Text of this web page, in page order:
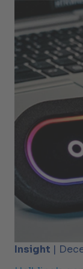
Insight |